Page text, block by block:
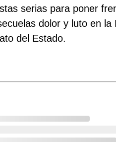
serias para poner
dolor y luto en
del Estado.